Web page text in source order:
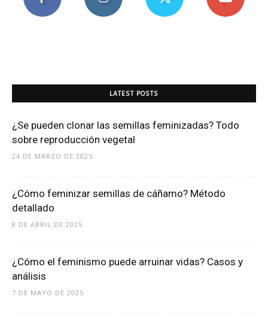
LATEST POSTS
¿Se pueden clonar las semillas feminizadas? Todo
sobre reproducción vegetal
24 DE MARZO DE 2025
¿Cómo feminizar semillas de cáñamo? Método
detallado
8 DE ABRIL DE 2025
¿Cómo el feminismo puede arruinar vidas? Casos y
análisis
7 DE MAYO DE 2025